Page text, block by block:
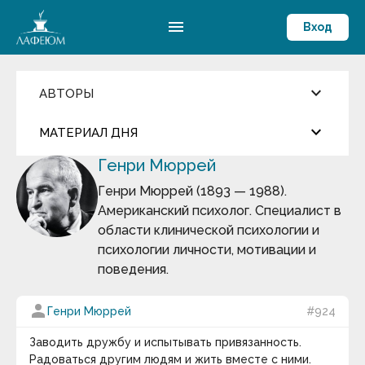
menu Вход
АВТОРЫ keyboard_arrow_down
close
Фильмы и Сериалы
Пословицы и поговорки
Аамир Кхан
Абрахам Маслоу
Абу-ль-Фарадж бин Харун
Абуль-Фарадж ибн аль-Джаузи
Август Бебель
Август фон Платен
Авиценна
Авл Корнелий Цельс
Аврелий Августин
Адам Смит
Генри Мюррей
Генри Мюррей (1893 — 1988).
Американский психолог. Специалист в
области клинической психологии и
психологии личности, мотивации и
поведения.
person Генри Мюррей #924
Заводить дружбу и испытывать привязанность.
Радоваться другим людям и жить вместе с ними.
МАТЕРИАЛ ДНЯ keyboard_arrow_down
Цитата дня
Бертран Рассел
Способность умно наполнить свободное время
keyboard_arrow_down
Термин дня